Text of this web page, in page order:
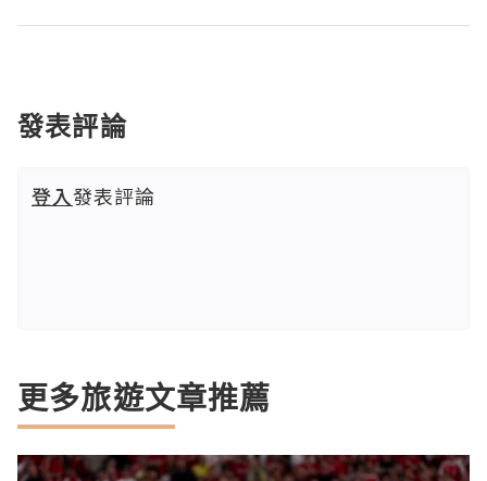
發表評論
登入發表評論
更多旅遊文章推薦